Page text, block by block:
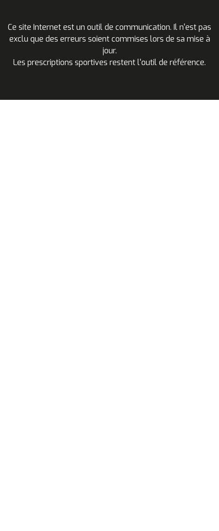
Ce site Internet est un outil de communication. Il n'est pas
exclu que des erreurs soient commises lors de sa mise à
jour.
Les prescriptions sportives restent l'outil de référence.